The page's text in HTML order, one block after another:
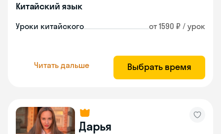
Китайский язык
Уроки китайского от 1590 ₽ / урок
Читать дальше Выбрать время
Дарья